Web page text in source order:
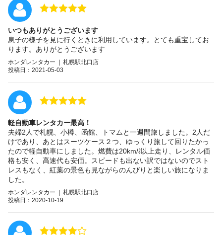
いつもありがとうございます
息子の様子を見に行くときに利用しています。とても重宝してお
ります。ありがとうございます
ホンダレンタカー | 札幌駅北口店
投稿日：2021-05-03
軽自動車レンタカー最高！
夫婦2人で札幌、小樽、函館、トマムと一週間旅しました。2人だ
けであり、あとはスーツケース２つ、ゆっくり旅して回りたかっ
たので軽自動車にしました。燃費は20km/ℓ以上走り、レンタル価
格も安く、高速代も安価。スピードも出ない訳ではないのでスト
レスもなく、紅葉の景色も見ながらのんびりと楽しい旅になりま
した。
ホンダレンタカー | 札幌駅北口店
投稿日：2020-10-19